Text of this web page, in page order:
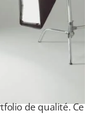
de qualité. Ce